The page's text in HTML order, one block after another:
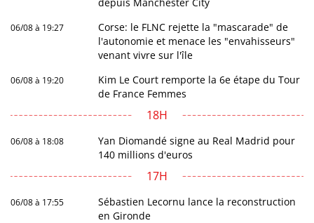
06/08 à 19:27
Corse: le FLNC rejette la "mascarade" de
l'autonomie et menace les "envahisseurs"
venant vivre sur l'île
06/08 à 19:20
Kim Le Court remporte la 6e étape du Tour
de France Femmes
18H
06/08 à 18:08
Yan Diomandé signe au Real Madrid pour
140 millions d'euros
17H
06/08 à 17:55
Sébastien Lecornu lance la reconstruction
en Gironde